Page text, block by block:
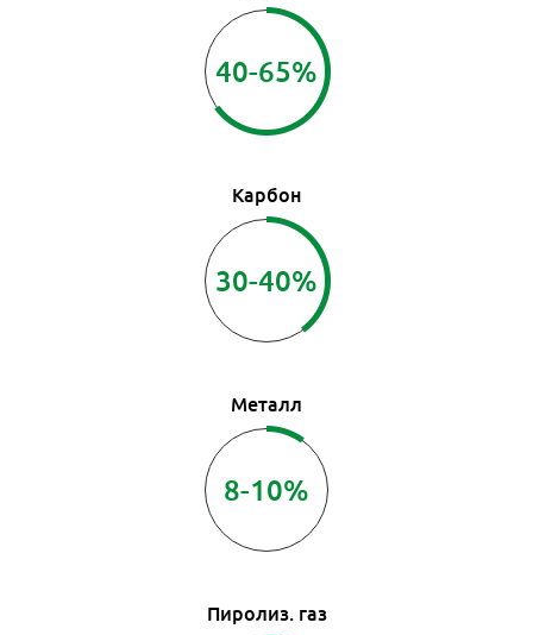
40-65%
Карбон
30-40%
Металл
8-10%
Пиролиз. газ